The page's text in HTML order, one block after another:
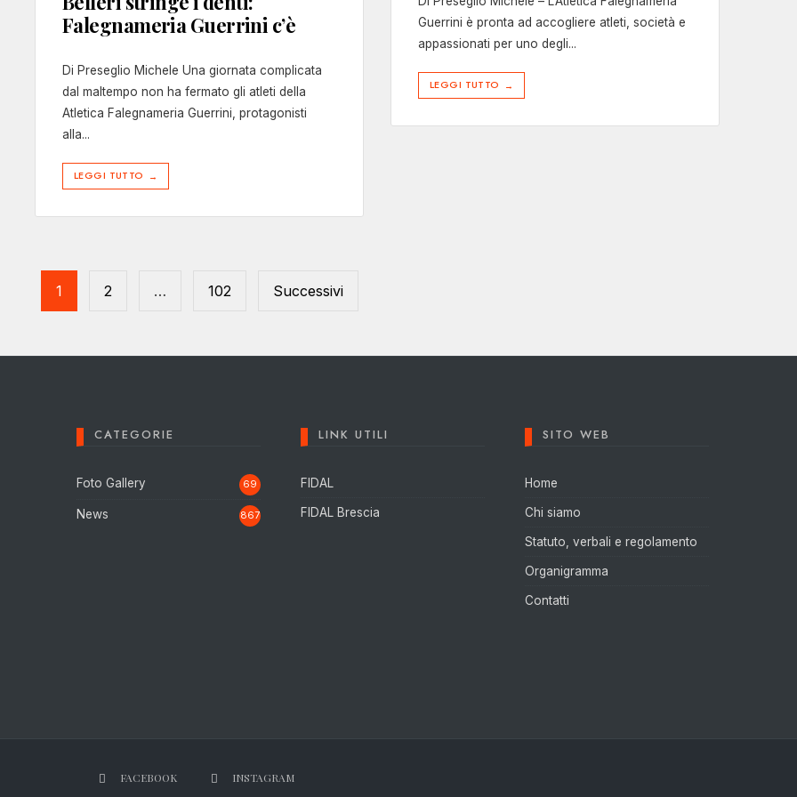
Guerrini è pronta ad accogliere atleti, società e
appassionati per uno degli...
LEGGI TUTTO →
Falegnameria Guerrini c’è
Di Preseglio Michele Una giornata complicata
dal maltempo non ha fermato gli atleti della
Atletica Falegnameria Guerrini, protagonisti
alla...
LEGGI TUTTO →
1 2 … 102 Successivi
CATEGORIE
Foto Gallery 69
News 867
LINK UTILI
FIDAL
FIDAL Brescia
SITO WEB
Home
Chi siamo
Statuto, verbali e regolamento
Organigramma
Contatti
FACEBOOK INSTAGRAM